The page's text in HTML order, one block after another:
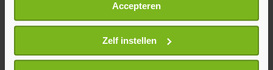
Informatie verzamelen over uw geografische
locatie, die tot een paar meter nauwkeurig kan zijn
Uw apparaat identificeren door het actief te
scannen op specifieke eigenschappen (fingerprinting)
Accepteren
Zelf instellen
Middenvelder Koopmeiners
verlengt contract bij AZ